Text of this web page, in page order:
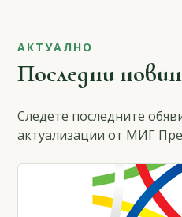
АКТУАЛНО
Последни
Следете последните
актуализации от МИГ